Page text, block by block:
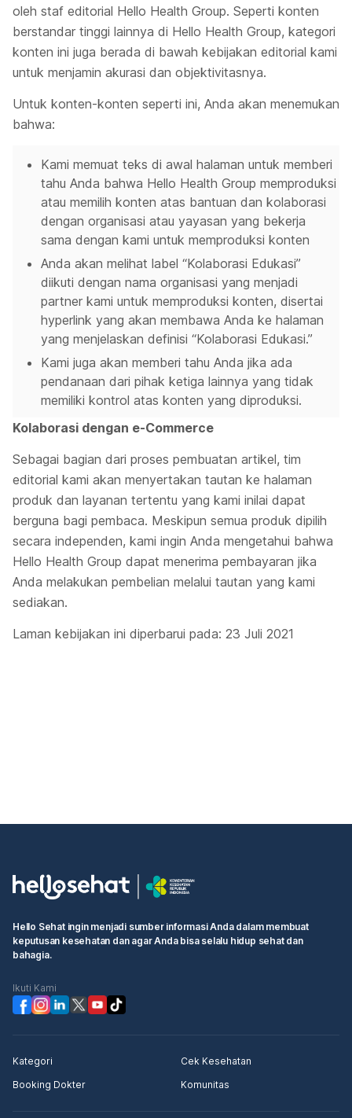
oleh staf editorial Hello Health Group. Seperti konten
berstandar tinggi lainnya di Hello Health Group, kategori
konten ini juga berada di bawah kebijakan editorial kami
untuk menjamin akurasi dan objektivitasnya.
Untuk konten-konten seperti ini, Anda akan menemukan
bahwa:
Kami memuat teks di awal halaman untuk memberi
tahu Anda bahwa Hello Health Group memproduksi
atau memilih konten atas bantuan dan kolaborasi
dengan organisasi atau yayasan yang bekerja
sama dengan kami untuk memproduksi konten
Anda akan melihat label “Kolaborasi Edukasi”
diikuti dengan nama organisasi yang menjadi
partner kami untuk memproduksi konten, disertai
hyperlink yang akan membawa Anda ke halaman
yang menjelaskan definisi “Kolaborasi Edukasi.”
Kami juga akan memberi tahu Anda jika ada
pendanaan dari pihak ketiga lainnya yang tidak
memiliki kontrol atas konten yang diproduksi.
Kolaborasi dengan e-Commerce
Sebagai bagian dari proses pembuatan artikel, tim
editorial kami akan menyertakan tautan ke halaman
produk dan layanan tertentu yang kami inilai dapat
berguna bagi pembaca. Meskipun semua produk dipilih
secara independen, kami ingin Anda mengetahui bahwa
Hello Health Group dapat menerima pembayaran jika
Anda melakukan pembelian melalui tautan yang kami
sediakan.
Laman kebijakan ini diperbarui pada: 23 Juli 2021
Hello Sehat ingin menjadi sumber informasi Anda dalam membuat
keputusan kesehatan dan agar Anda bisa selalu hidup sehat dan
bahagia.
Ikuti Kami
Kategori
Cek Kesehatan
Booking Dokter
Komunitas